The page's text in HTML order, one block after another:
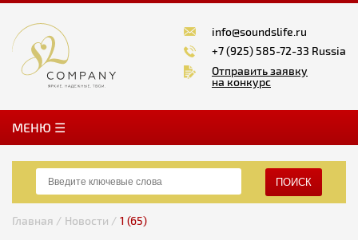
info@soundslife.ru
+7 (925) 585-72-33 Russia
Отправить заявку
на конкурс
MЕНЮ ☰
ПОИСК
Главная / Новости / 1 (65)